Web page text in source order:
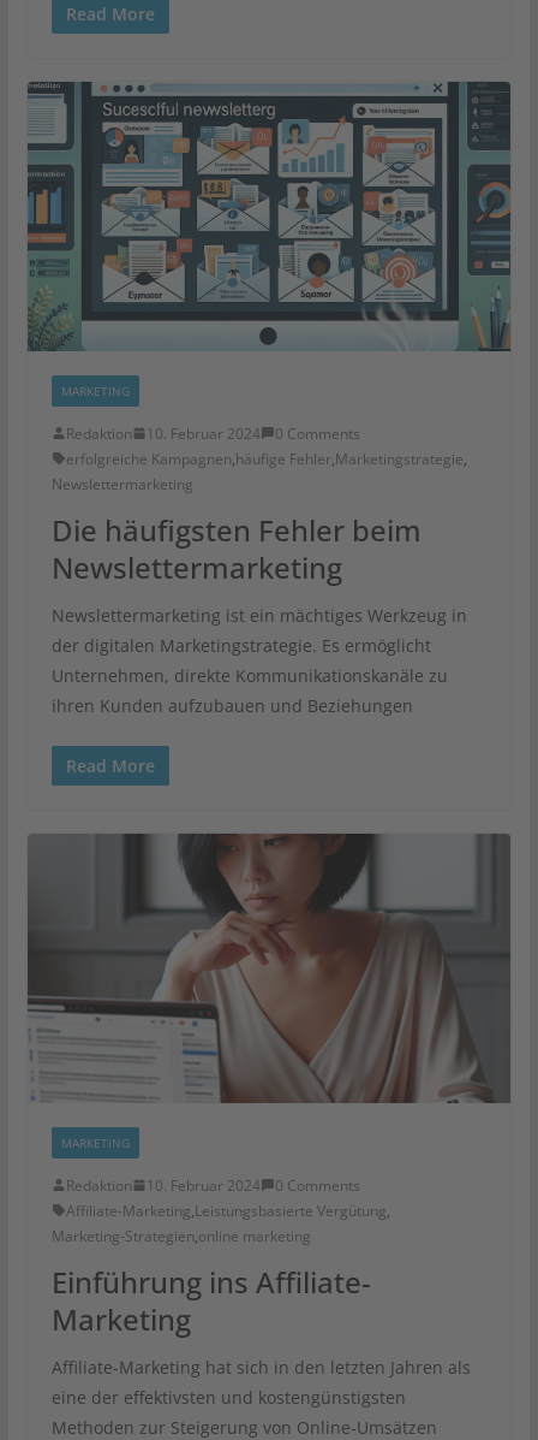
Read More
MARKETING
Redaktion 10. Februar 2024
0 Comments
erfolgreiche Kampagnen,häufige Fehler,Marketingstrategie,
Newslettermarketing
Die häufigsten Fehler beim
Newslettermarketing
Newslettermarketing ist ein mächtiges Werkzeug in
der digitalen Marketingstrategie. Es ermöglicht
Unternehmen, direkte Kommunikationskanäle zu
ihren Kunden aufzubauen und Beziehungen
Read More
MARKETING
Redaktion 10. Februar 2024
0 Comments
Affiliate-Marketing,Leistungsbasierte Vergütung,
Marketing-Strategien,online marketing
Einführung ins Affiliate-
Marketing
Affiliate-Marketing hat sich in den letzten Jahren als
eine der effektivsten und kostengünstigsten
Methoden zur Steigerung von Online-Umsätzen